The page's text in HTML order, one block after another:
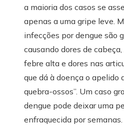
a maioria dos casos se
apenas a uma gripe leve.
infecções por dengue são
causando dores de
febre alta e dores nas
que dá à doença o apelido
quebra-ossos”. Um caso
dengue pode deixar uma
enfraquecida por semanas.